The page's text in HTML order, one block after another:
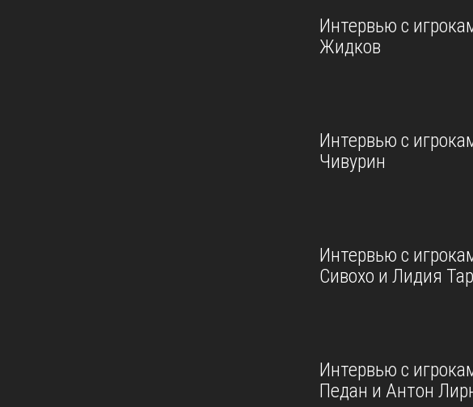
Интервью с
Жидков
Интервью с
Чивурин
Интервью с
Сивохо и Лидия
Интервью с
Педан и Антон